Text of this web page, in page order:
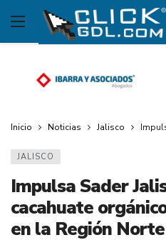
Inicio Noticias Jalisco
JALISCO
Impulsa Sader
cacahuate
en la Región